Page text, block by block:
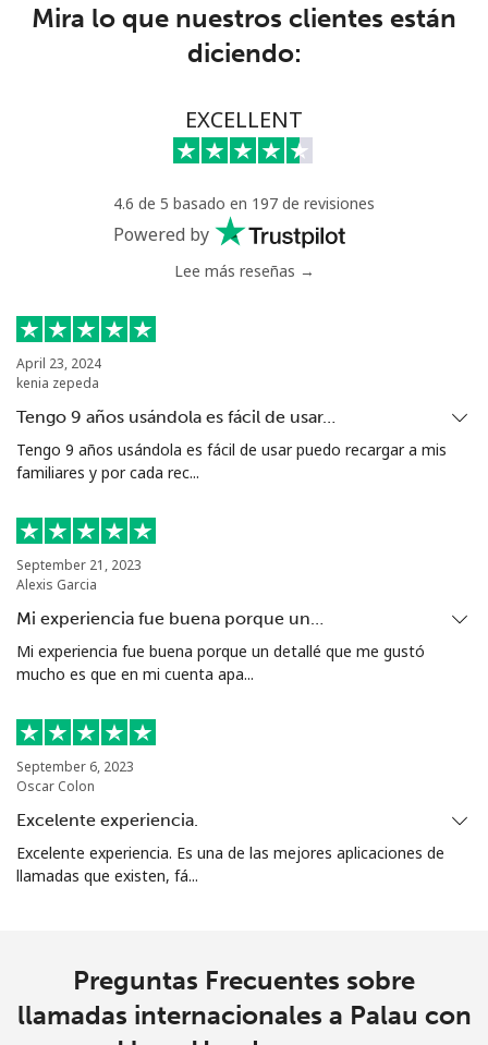
Mira lo que nuestros clientes están
diciendo:
EXCELLENT
4.6 de 5 basado en 197 de revisiones
Powered by
Lee más reseñas →
April 23, 2024
kenia zepeda
Tengo 9 años usándola es fácil de usar…
Tengo 9 años usándola es fácil de usar puedo recargar a mis
familiares y por cada rec...
September 21, 2023
Alexis Garcia
Mi experiencia fue buena porque un…
Mi experiencia fue buena porque un detallé que me gustó
mucho es que en mi cuenta apa...
September 6, 2023
Oscar Colon
Excelente experiencia.
Excelente experiencia. Es una de las mejores aplicaciones de
llamadas que existen, fá...
Preguntas Frecuentes sobre
llamadas internacionales a Palau con